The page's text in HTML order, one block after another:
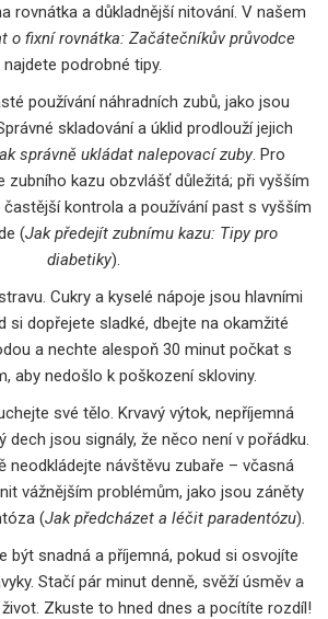
rovnátka a důkladnější nitování. V našem
o fixní rovnátka: Začátečníkův průvodce
najdete podrobné tipy.
používání náhradních zubů, jako jsou
skladování a úklid prodlouží jejich
správně ukládat nalepovací zuby. Pro
zubního kazu obzvlášť důležitá; při vyšším
kontrola a používání past s vyšším
(Jak předejít zubnímu kazu: Tipy pro
diabetiky).
Cukry a kyselé nápoje jsou hlavními
si dopřejete sladké, dbejte na okamžité
a nechte alespoň 30 minut počkat s
aby nedošlo k poškození skloviny.
své tělo. Krvavý výtok, nepříjemná
jsou signály, že něco není v pořádku.
neodkládejte návštěvu zubaře – včasná
vážnějším problémům, jako jsou záněty
(Jak předcházet a léčit paradentózu).
být snadná a příjemná, pokud si osvojíte
Stačí pár minut denně, svěží úsměv a
Zkuste to hned dnes a pocítíte rozdíl!